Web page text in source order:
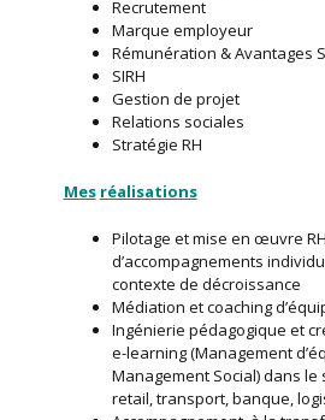
Recrutement
Marque employeur
Rémunération & Avantages
SIRH
Gestion de projet
Relations sociales
Stratégie RH
Mes réalisations
Pilotage et mise en œuvre RH
d’accompagnements
contexte de décroissance
Médiation et coaching
Ingénierie pédagogique et
e-learning (Management
Management Social) dans
retail, transport, banque,